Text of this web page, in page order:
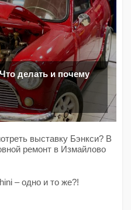
делать и почему
выставку Бэнкси? В
ремонт в Измайлово
– одно и то же?!